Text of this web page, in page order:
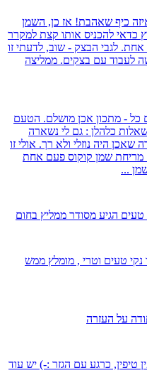
כיף שאהבת! אז כן, השמן
כדאי להכניס אותו קצת למקרר
לגבי הבצק - שוב, לדעתי זו
לעבוד עם בצקים. ממליצה
כל - מתכון אכן מושלם. הטעם
כלהלן : גם לי נשארה
היה נוזלי ולא רך. אולי זו
שמן קוקוס פעם אחת
...
טעים הגיע מסודר ממליץ בחום
נקי טעים וטרי , מומלץ ממש
על העזרה
טיפין, כרגע עם הגזר :-) יש עוד